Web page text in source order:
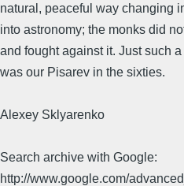
natural, peaceful way changing
into astronomy; the monks did
and fought against it. Just such
was our Pisarev in the sixties.
Alexey Sklyarenko
Search archive with Google:
http://www.google.com/